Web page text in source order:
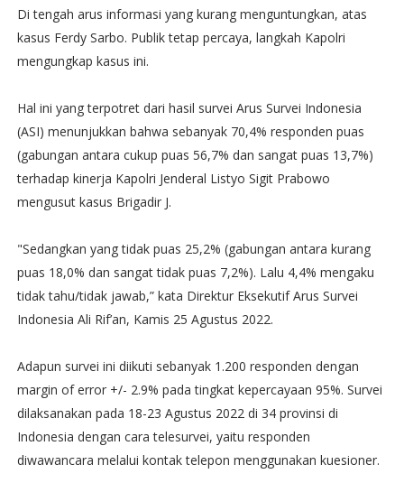
Di tengah arus informasi yang kurang menguntungkan, atas
kasus Ferdy Sarbo. Publik tetap percaya, langkah Kapolri
mengungkap kasus ini.
Hal ini yang terpotret dari hasil survei Arus Survei Indonesia
(ASI) menunjukkan bahwa sebanyak 70,4% responden puas
(gabungan antara cukup puas 56,7% dan sangat puas 13,7%)
terhadap kinerja Kapolri Jenderal Listyo Sigit Prabowo
mengusut kasus Brigadir J.
"Sedangkan yang tidak puas 25,2% (gabungan antara kurang
puas 18,0% dan sangat tidak puas 7,2%). Lalu 4,4% mengaku
tidak tahu/tidak jawab,” kata Direktur Eksekutif Arus Survei
Indonesia Ali Rif’an, Kamis 25 Agustus 2022.
Adapun survei ini diikuti sebanyak 1.200 responden dengan
margin of error +/- 2.9% pada tingkat kepercayaan 95%. Survei
dilaksanakan pada 18-23 Agustus 2022 di 34 provinsi di
Indonesia dengan cara telesurvei, yaitu responden
diwawancara melalui kontak telepon menggunakan kuesioner.